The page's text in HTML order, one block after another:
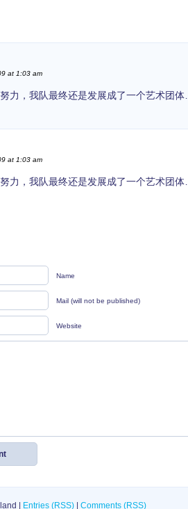
at 1:03 am
力，我队最终还是发展成了一个艺术团
at 1:03 am
力，我队最终还是发展成了一个艺术团
Name
Mail (will not be published)
Website
| Entries (RSS) Comments (RSS)